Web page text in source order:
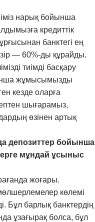
нарық бойынша
кредиттік
банктегі ең
— 60%-ды құрайды.
тиімді басқару
жұмысымызды
кезде оларға
шығарамыз,
өзінен артық
депозиттер бойынша
мұндай ұсыныс
жоғары.
көлемі
Бұл барлық банктердің
ұзағырақ болса, бұл